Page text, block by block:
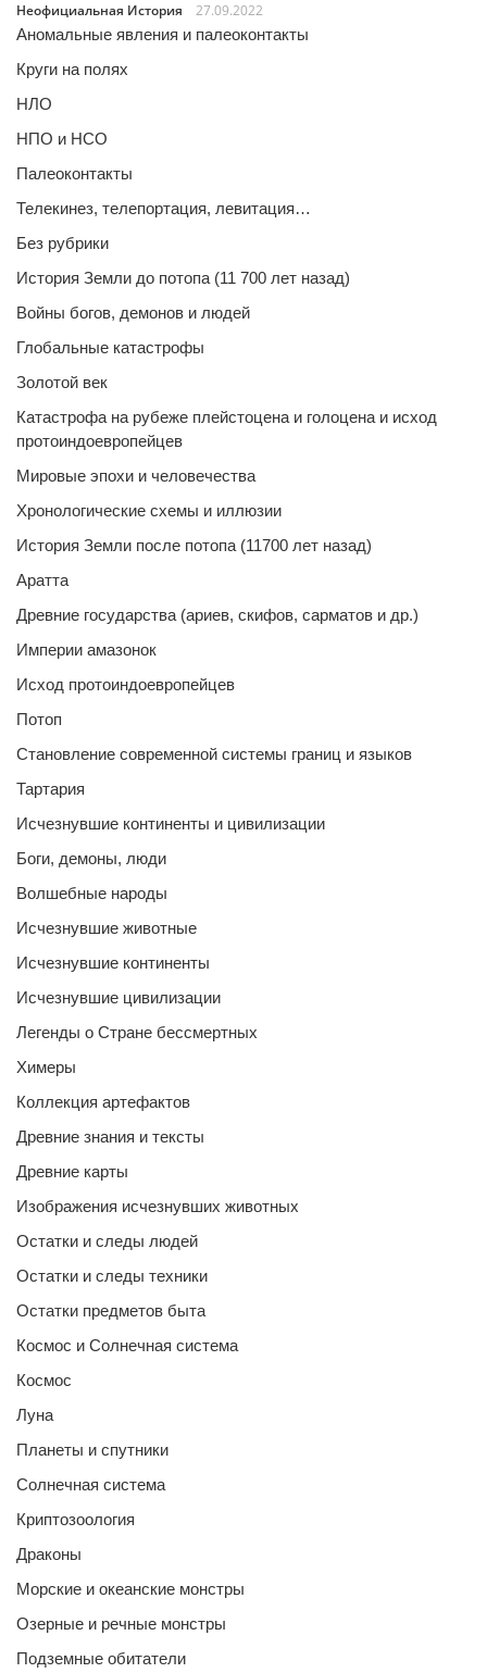
Неофициальная История
27.09.2022
Аномальные явления и палеоконтакты
Круги на полях
НЛО
НПО и НСО
Палеоконтакты
Телекинез, телепортация, левитация…
Без рубрики
История Земли до потопа (11 700 лет назад)
Войны богов, демонов и людей
Глобальные катастрофы
Золотой век
Катастрофа на рубеже плейстоцена и голоцена и исход
протоиндоевропейцев
Мировые эпохи и человечества
Хронологические схемы и иллюзии
История Земли после потопа (11700 лет назад)
Аратта
Древние государства (ариев, скифов, сарматов и др.)
Империи амазонок
Исход протоиндоевропейцев
Потоп
Становление современной системы границ и языков
Тартария
Исчезнувшие континенты и цивилизации
Боги, демоны, люди
Волшебные народы
Исчезнувшие животные
Исчезнувшие континенты
Исчезнувшие цивилизации
Легенды о Стране бессмертных
Химеры
Коллекция артефактов
Древние знания и тексты
Древние карты
Изображения исчезнувших животных
Остатки и следы людей
Остатки и следы техники
Остатки предметов быта
Космос и Солнечная система
Космос
Луна
Планеты и спутники
Солнечная система
Криптозоология
Драконы
Морские и океанские монстры
Озерные и речные монстры
Подземные обитатели